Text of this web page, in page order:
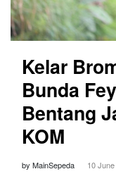
Kelar
Bunda
Bentang
KOM
by MainSepeda 10